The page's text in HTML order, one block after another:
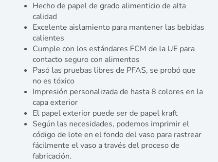
Hecho de papel de grado alimenticio de alta
calidad
Excelente aislamiento para mantener las bebidas
calientes
Cumple con los estándares FCM de la UE para
contacto seguro con alimentos
Pasó las pruebas libres de PFAS, se probó que
no es tóxico
Impresión personalizada de hasta 8 colores en la
capa exterior
El papel exterior puede ser de papel kraft
Según las necesidades, podemos imprimir el
código de lote en el fondo del vaso para rastrear
fácilmente el vaso a través del proceso de
fabricación.